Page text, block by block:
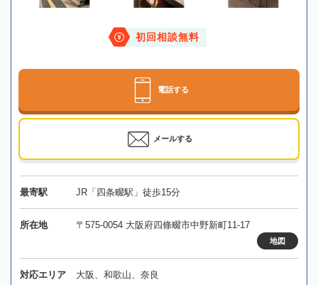
初回相談無料
電話する
メールする
最寄駅 JR「四条畷駅」徒歩15分
所在地 〒575-0054 大阪府四條畷市中野新町11-17
地図
対応エリア 大阪、和歌山、奈良